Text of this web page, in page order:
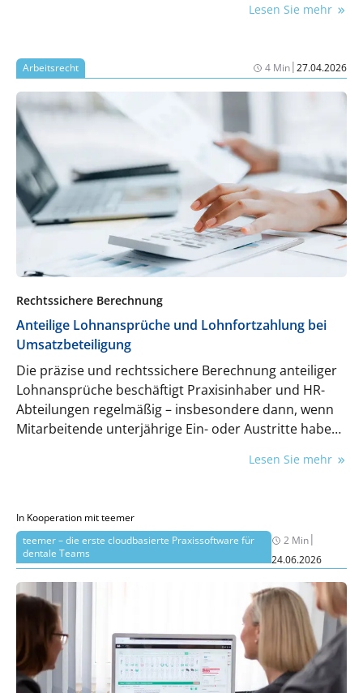
Praxisnachfolger auch das Personal des früheren
Konditionen.
Lesen Sie mehr
Arbeitsrecht 4 Min|27.04.2026
Rechtssichere Berechnung
Anteilige Lohnansprüche und Lohnfortzahlung bei
Umsatzbeteiligung
Die präzise und rechtssichere Berechnung anteiliger
Lohnansprüche beschäftigt Praxisinhaber und HR-
Abteilungen regelmäßig – insbesondere dann, wenn
Mitarbeitende unterjährige Ein- oder Austritte haben
Lohnfortzahlung im Urlaubs- und Krankheitsfall Teil
sondern verschiedene Berechnungsmodelle.
Lesen Sie mehr
In Kooperation mit teemer
teemer – die erste cloudbasierte Praxissoftware für
dentale Teams
2 Min|
24.06.2026